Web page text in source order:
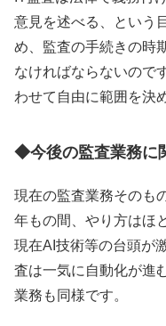
意見を述べる、という
め、監査の手続きの時
なければならないので
わせて自由に範囲を決
◆今後の監査業務に
現在の監査業務そのも
年もの間、やり方はほ
現在AI技術等の台頭が
査は一気に自動化が進
業務も同様です。